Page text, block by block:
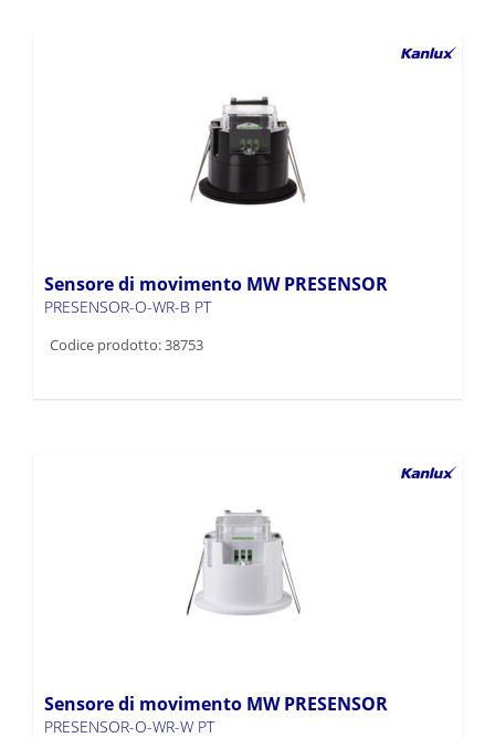
Sensore di movimento MW PRESENSOR
PRESENSOR-O-WR-B PT
Codice prodotto: 38753
Sensore di movimento MW PRESENSOR
PRESENSOR-O-WR-W PT